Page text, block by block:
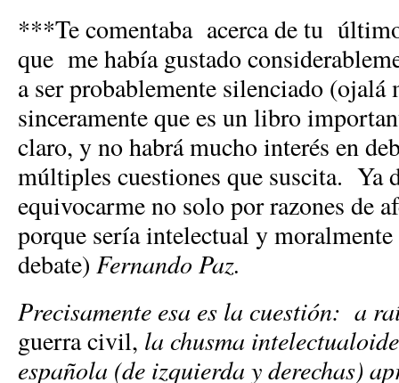
***Te comentaba acerca de tu
que me había gustado
a ser probablemente silenciado (ojalá
sinceramente que es un libro
claro, y no habrá mucho interés en
múltiples cuestiones que suscita. Ya
equivocarme no solo por razones de
porque sería intelectual y
debate) Fernando Paz.
Precisamente esa es la cuestión: a
guerra civil, la chusma
española (de izquierda y derechas)